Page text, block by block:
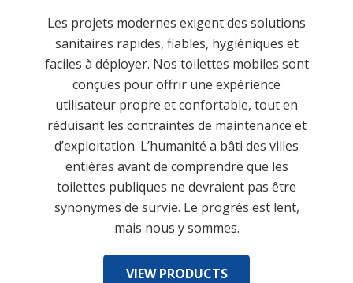
Les projets modernes exigent des solutions
sanitaires rapides, fiables, hygiéniques et
faciles à déployer. Nos toilettes mobiles sont
conçues pour offrir une expérience
utilisateur propre et confortable, tout en
réduisant les contraintes de maintenance et
d’exploitation. L’humanité a bâti des villes
entières avant de comprendre que les
toilettes publiques ne devraient pas être
synonymes de survie. Le progrès est lent,
mais nous y sommes.
VIEW PRODUCTS